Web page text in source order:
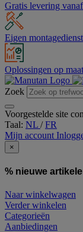
Gratis levering
Eigen montagedienst
Oplossingen op maat
Zoek
Voorgestelde site
Taal: NL /FR
Mijn account
×
% nieuwe
Naar winkelwagen
Verder winkelen
Categorieën
Aanbiedingen